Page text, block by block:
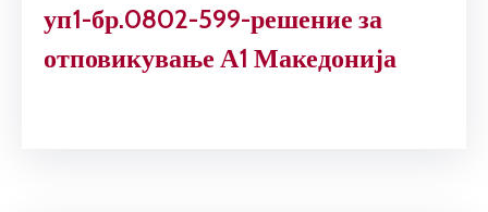
уп1-бр.0802-599-решение за
отповикување А1 Македонија